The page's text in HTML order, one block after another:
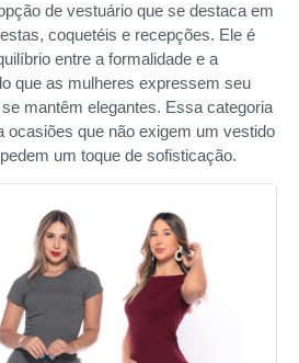
de vestuário que se destaca em
coquetéis e recepções. Ele é
entre a formalidade e a
que as mulheres expressem seu
mantêm elegantes. Essa categoria
ocasiões que não exigem um vestido
um toque de sofisticação.